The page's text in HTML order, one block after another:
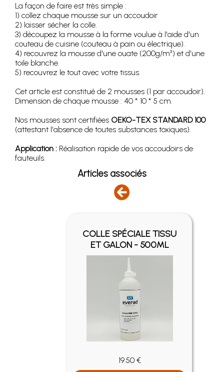
La façon de faire est très simple :
1) collez chaque mousse sur un accoudoir
2) laisser sécher la colle.
3) découpez la mousse à la forme voulue à l'aide d'un
couteau de cuisine (couteau à pain ou électrique).
4) recouvrez la mousse d'une ouate (200g/m²) et d'une
toile blanche.
5) recouvrez le tout avec votre tissus.
Cet article est constitué de 2 mousses (1 par accoudoir).
Dimension de chaque mousse : 40 * 10 * 5 cm.
Nos mousses sont certifiées OEKO-TEX STANDARD 100
(attestant l'absence de toutes substances toxiques).
Application : Réalisation rapide de vos accoudoirs de
fauteuils.
Articles associés
COLLE SPÉCIALE TISSU
ET GALON - 500ML
19.50 €